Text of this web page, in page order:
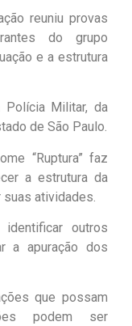
reuniu provas
do grupo
e a estrutura
Militar, da
de São Paulo.
“Ruptura” faz
a estrutura da
atividades.
outros
a apuração dos
que possam
podem ser